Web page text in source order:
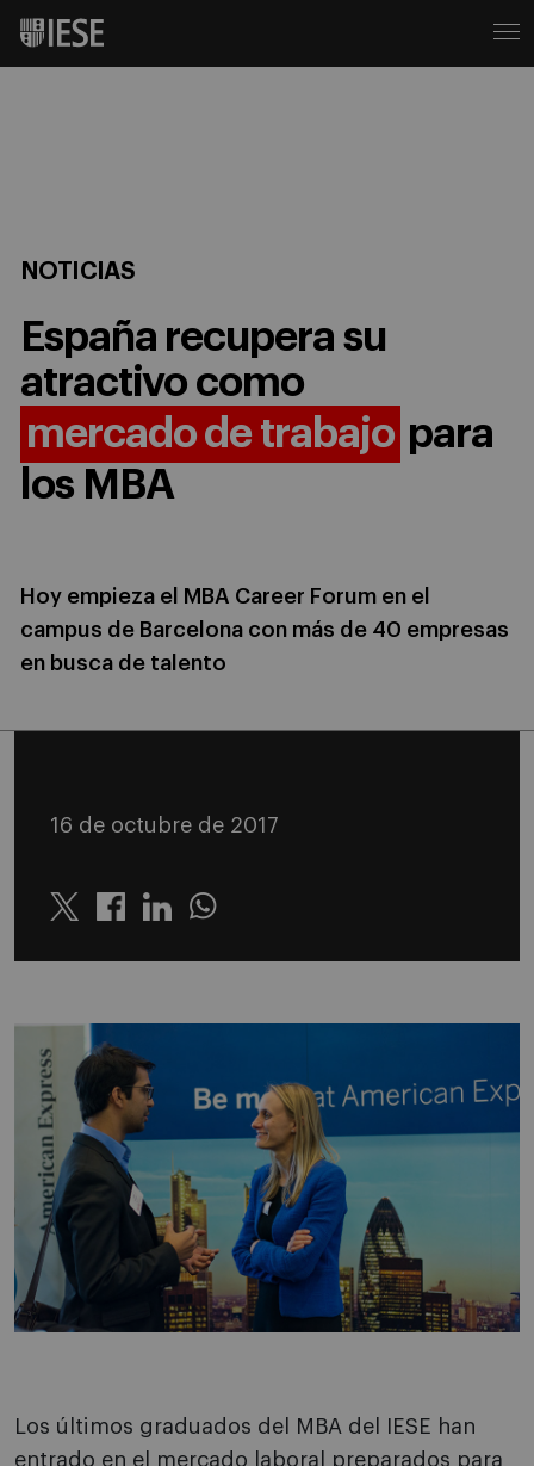
NOTICIAS
España recupera su
atractivo como
mercado de trabajo para
los MBA
Hoy empieza el MBA Career Forum en el
campus de Barcelona con más de 40 empresas
en busca de talento
16 de octubre de 2017
Twitter LinkedinWhatsapp
Los últimos graduados del MBA del IESE han
entrado en el mercado laboral preparados para